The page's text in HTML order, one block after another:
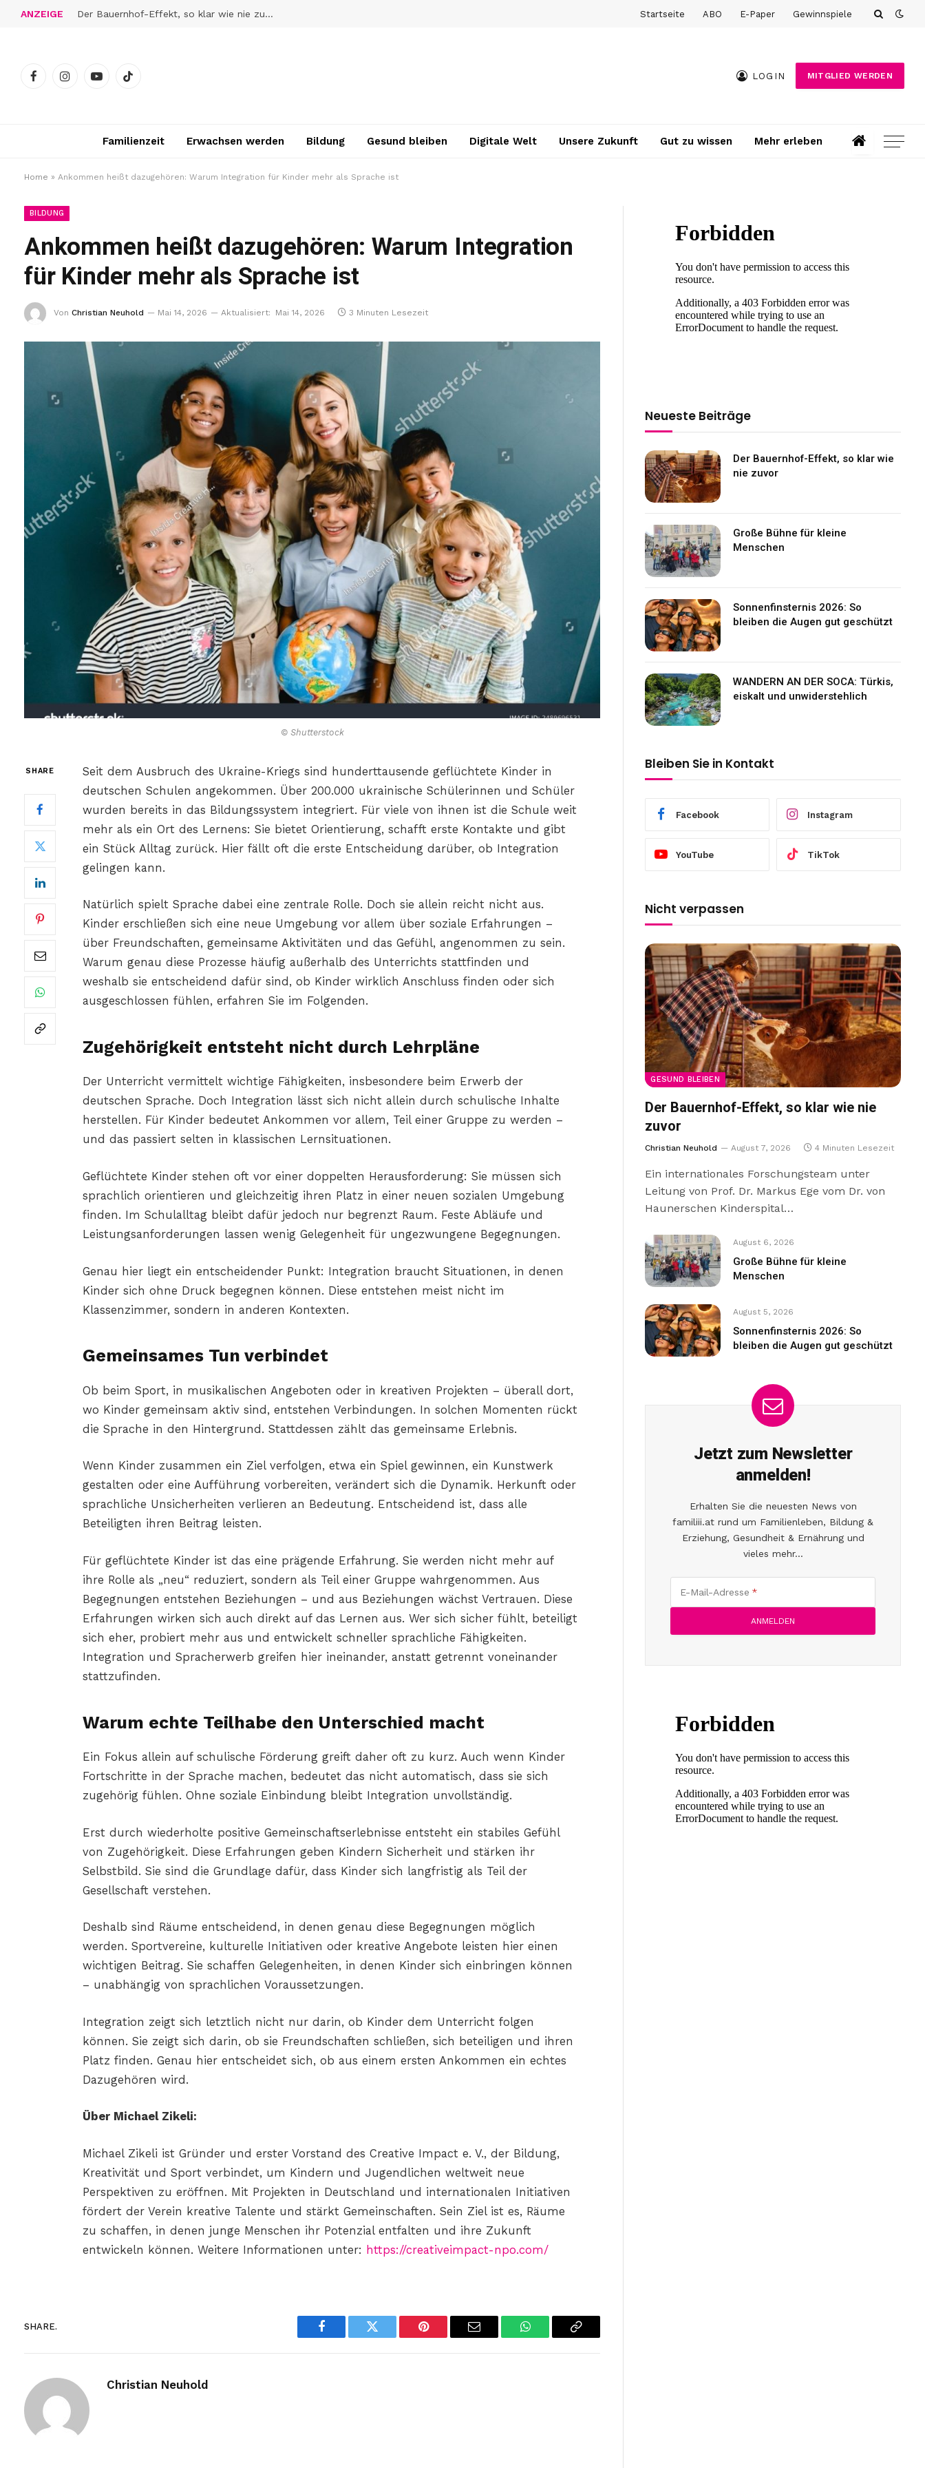
ANZEIGE Der Bauernhof-Effekt, so klar wie nie zuvor Startseite ABO E-Paper Gewinnspiele
FacebookInstagramYouTubeTikTok
LOGIN MITGLIED WERDEN
Familienzeit Erwachsen werden Bildung Gesund bleiben Digitale Welt Unsere Zukunft Gut zu wissen Mehr erleben
Home » Ankommen heißt dazugehören: Warum Integration für Kinder mehr als Sprache ist
BILDUNG
Ankommen heißt dazugehören: Warum Integration
für Kinder mehr als Sprache ist
Von Christian Neuhold Mai 14, 2026 Aktualisiert: Mai 14, 2026 3 Minuten Lesezeit
© Shutterstock
SHARE
Seit dem Ausbruch des Ukraine-Kriegs sind hunderttausende geflüchtete Kinder in
deutschen Schulen angekommen. Über 200.000 ukrainische Schülerinnen und Schüler
wurden bereits in das Bildungssystem integriert. Für viele von ihnen ist die Schule weit
mehr als ein Ort des Lernens: Sie bietet Orientierung, schafft erste Kontakte und gibt
ein Stück Alltag zurück. Hier fällt oft die erste Entscheidung darüber, ob Integration
gelingen kann.
Natürlich spielt Sprache dabei eine zentrale Rolle. Doch sie allein reicht nicht aus.
Kinder erschließen sich eine neue Umgebung vor allem über soziale Erfahrungen –
über Freundschaften, gemeinsame Aktivitäten und das Gefühl, angenommen zu sein.
Warum genau diese Prozesse häufig außerhalb des Unterrichts stattfinden und
weshalb sie entscheidend dafür sind, ob Kinder wirklich Anschluss finden oder sich
ausgeschlossen fühlen, erfahren Sie im Folgenden.
Zugehörigkeit entsteht nicht durch Lehrpläne
Der Unterricht vermittelt wichtige Fähigkeiten, insbesondere beim Erwerb der
deutschen Sprache. Doch Integration lässt sich nicht allein durch schulische Inhalte
herstellen. Für Kinder bedeutet Ankommen vor allem, Teil einer Gruppe zu werden –
und das passiert selten in klassischen Lernsituationen.
Geflüchtete Kinder stehen oft vor einer doppelten Herausforderung: Sie müssen sich
sprachlich orientieren und gleichzeitig ihren Platz in einer neuen sozialen Umgebung
finden. Im Schulalltag bleibt dafür jedoch nur begrenzt Raum. Feste Abläufe und
Leistungsanforderungen lassen wenig Gelegenheit für ungezwungene Begegnungen.
Genau hier liegt ein entscheidender Punkt: Integration braucht Situationen, in denen
Kinder sich ohne Druck begegnen können. Diese entstehen meist nicht im
Klassenzimmer, sondern in anderen Kontexten.
Gemeinsames Tun verbindet
Ob beim Sport, in musikalischen Angeboten oder in kreativen Projekten – überall dort,
wo Kinder gemeinsam aktiv sind, entstehen Verbindungen. In solchen Momenten rückt
die Sprache in den Hintergrund. Stattdessen zählt das gemeinsame Erlebnis.
Wenn Kinder zusammen ein Ziel verfolgen, etwa ein Spiel gewinnen, ein Kunstwerk
gestalten oder eine Aufführung vorbereiten, verändert sich die Dynamik. Herkunft oder
sprachliche Unsicherheiten verlieren an Bedeutung. Entscheidend ist, dass alle
Beteiligten ihren Beitrag leisten.
Für geflüchtete Kinder ist das eine prägende Erfahrung. Sie werden nicht mehr auf
ihre Rolle als „neu“ reduziert, sondern als Teil einer Gruppe wahrgenommen. Aus
Begegnungen entstehen Beziehungen – und aus Beziehungen wächst Vertrauen. Diese
Erfahrungen wirken sich auch direkt auf das Lernen aus. Wer sich sicher fühlt, beteiligt
sich eher, probiert mehr aus und entwickelt schneller sprachliche Fähigkeiten.
Integration und Spracherwerb greifen hier ineinander, anstatt getrennt voneinander
stattzufinden.
Warum echte Teilhabe den Unterschied macht
Ein Fokus allein auf schulische Förderung greift daher oft zu kurz. Auch wenn Kinder
Fortschritte in der Sprache machen, bedeutet das nicht automatisch, dass sie sich
zugehörig fühlen. Ohne soziale Einbindung bleibt Integration unvollständig.
Erst durch wiederholte positive Gemeinschaftserlebnisse entsteht ein stabiles Gefühl
von Zugehörigkeit. Diese Erfahrungen geben Kindern Sicherheit und stärken ihr
Selbstbild. Sie sind die Grundlage dafür, dass Kinder sich langfristig als Teil der
Gesellschaft verstehen.
Deshalb sind Räume entscheidend, in denen genau diese Begegnungen möglich
werden. Sportvereine, kulturelle Initiativen oder kreative Angebote leisten hier einen
wichtigen Beitrag. Sie schaffen Gelegenheiten, in denen Kinder sich einbringen können
– unabhängig von sprachlichen Voraussetzungen.
Integration zeigt sich letztlich nicht nur darin, ob Kinder dem Unterricht folgen
können. Sie zeigt sich darin, ob sie Freundschaften schließen, sich beteiligen und ihren
Platz finden. Genau hier entscheidet sich, ob aus einem ersten Ankommen ein echtes
Dazugehören wird.
Über Michael Zikeli:
Michael Zikeli ist Gründer und erster Vorstand des Creative Impact e. V., der Bildung,
Kreativität und Sport verbindet, um Kindern und Jugendlichen weltweit neue
Perspektiven zu eröffnen. Mit Projekten in Deutschland und internationalen Initiativen
fördert der Verein kreative Talente und stärkt Gemeinschaften. Sein Ziel ist es, Räume
zu schaffen, in denen junge Menschen ihr Potenzial entfalten und ihre Zukunft
entwickeln können. Weitere Informationen unter: https://creativeimpact-npo.com/
SHARE.
Facebook Twitter Pinterest Email WhatsAppCopy
Christian Neuhold
Neueste Beiträge
Der Bauernhof-Effekt, so klar wie
nie zuvor
Große Bühne für kleine
Menschen
Sonnenfinsternis 2026: So
bleiben die Augen gut geschützt
WANDERN AN DER SOCA: Türkis,
eiskalt und unwiderstehlich
Bleiben Sie in Kontakt
Facebook Instagram
YouTube TikTok
Nicht verpassen
GESUND BLEIBEN
Der Bauernhof-Effekt, so klar wie nie
zuvor
Christian Neuhold August 7, 2026 4 Minuten Lesezeit
Ein internationales Forschungsteam unter
Leitung von Prof. Dr. Markus Ege vom Dr. von
Haunerschen Kinderspital…
August 6, 2026
Große Bühne für kleine
Menschen
August 5, 2026
Sonnenfinsternis 2026: So
bleiben die Augen gut geschützt
Jetzt zum Newsletter
anmelden!
Erhalten Sie die neuesten News von
familiii.at rund um Familienleben, Bildung &
Erziehung, Gesundheit & Ernährung und
vieles mehr...
E-Mail-Adresse